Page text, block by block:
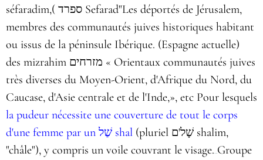
séfaradim,( ספרד Sefarad"Les déportés de Jérusalem,
membres des communautés juives historiques habitant
ou issus de la péninsule Ibérique. (Espagne actuelle)
des mizrahim מזרחים « Orientaux communautés juives
très diverses du Moyen-Orient, d'Afrique du Nord, du
Caucase, d'Asie centrale et de l'Inde,», etc Pour lesquels
la pudeur nécessite une couverture de tout le corps
d'une femme par un שַׁל shal (pluriel שָׁל'ם shalim,
"châle"), y compris un voile couvrant le visage...Groupe